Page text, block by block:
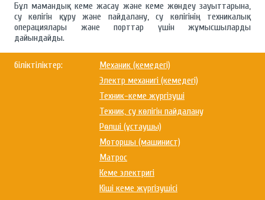
Бұл мамандық кеме жасау және кеме жөндеу зауыттарына,
су көлігін құру және пайдалану, су көлігінің техникалық
операциялары және порттар үшін жұмысшыларды
дайындайды.
біліктіліктер:
Механик (кемедегі)
Электр механигі (кемедегі)
Техник-кеме жүргізуші
Техник, су көлігін пайдалану
Рөлші (ұстаушы)
Моторшы (машинист)
Матрос
Кеме электригі
Кіші кеме жүргізушісі